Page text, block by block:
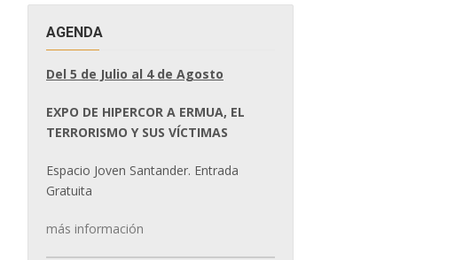
AGENDA
Del 5 de Julio al 4 de Agosto
EXPO DE HIPERCOR A ERMUA, EL
TERRORISMO Y SUS VÍCTIMAS
Espacio Joven Santander. Entrada
Gratuita
más información